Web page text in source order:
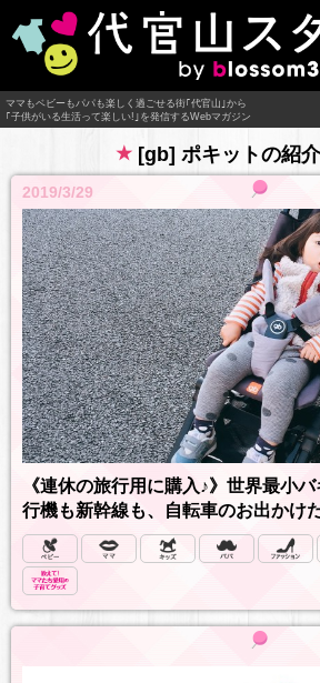
ママもベビーもパパも楽しく過ごせる街｢代官山｣から
｢子供がいる生活って楽しい!｣を発信するWebマガジン
[gb] ポキットの紹
2019/3/29
《連休の旅行用に購入♪》世界最小
行機も新幹線も、自転車のお出かけ